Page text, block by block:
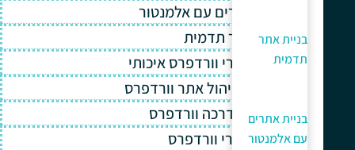
בניית אתר
תדמית
בניית אתרים
עם אלמנטור
בניית אתרים עם אלמנטור
בניית אתר תדמית
אחסון אתרי וורדפרס איכותי
תחזוקה וניהול אתר וורדפרס
תמיכה והדרכה וורדפרס
קידום אתרי וורדפרס